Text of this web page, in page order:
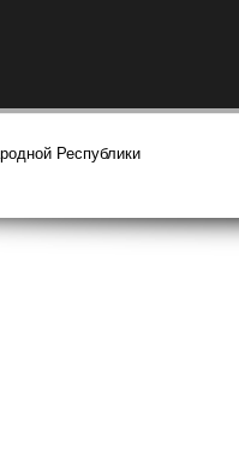
Республики